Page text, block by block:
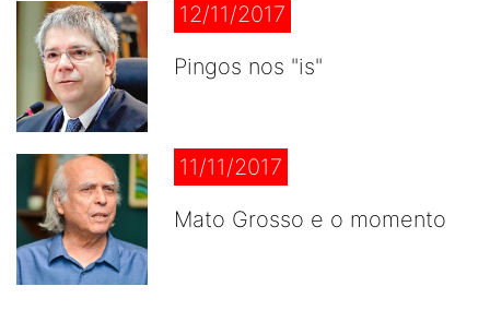
12/11/2017
Pingos nos "is"
11/11/2017
Mato Grosso e o momento